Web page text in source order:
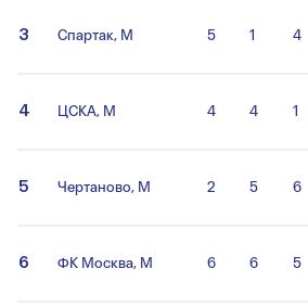
3 Спартак, М 5 1 4
4 ЦСКА, М 4 4 1
5 Чертаново, М 2 5 6
6 ФК Москва, М 6 6 5